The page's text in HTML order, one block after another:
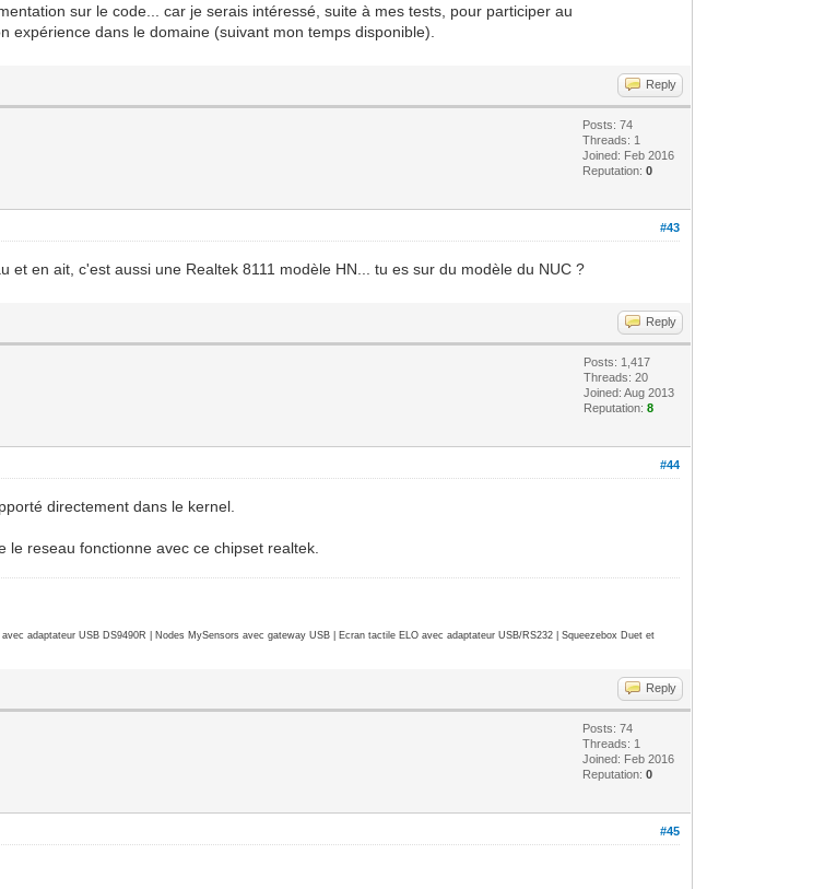
sur le code... car je serais intéressé, suite à mes tests, pour participer au
dans le domaine (suivant mon temps disponible).
Reply
Posts: 74
Threads: 1
Joined: Feb 2016
Reputation:0
#43
en ait, c'est aussi une Realtek 8111 modèle HN... tu es sur du modèle du NUC ?
Reply
Posts: 1,417
Threads: 20
Joined: Aug 2013
Reputation:8
#44
directement dans le kernel.
reseau fonctionne avec ce chipset realtek.
adaptateur USB DS9490R | Nodes MySensors avec gateway USB | Ecran tactile ELO avec adaptateur USB/RS232 | Squeezebox Duet et
Reply
Posts: 74
Threads: 1
Joined: Feb 2016
Reputation:0
#45